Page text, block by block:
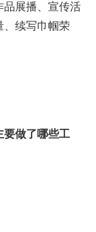
品展播、宣传活
、续写巾帼荣
要做了哪些工